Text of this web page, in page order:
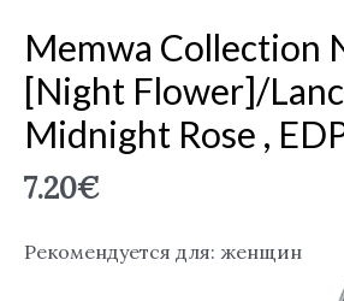
Memwa Collection
[Night Flower]/
Midnight Rose ,
7.20€
Рекомендуется для: женщин